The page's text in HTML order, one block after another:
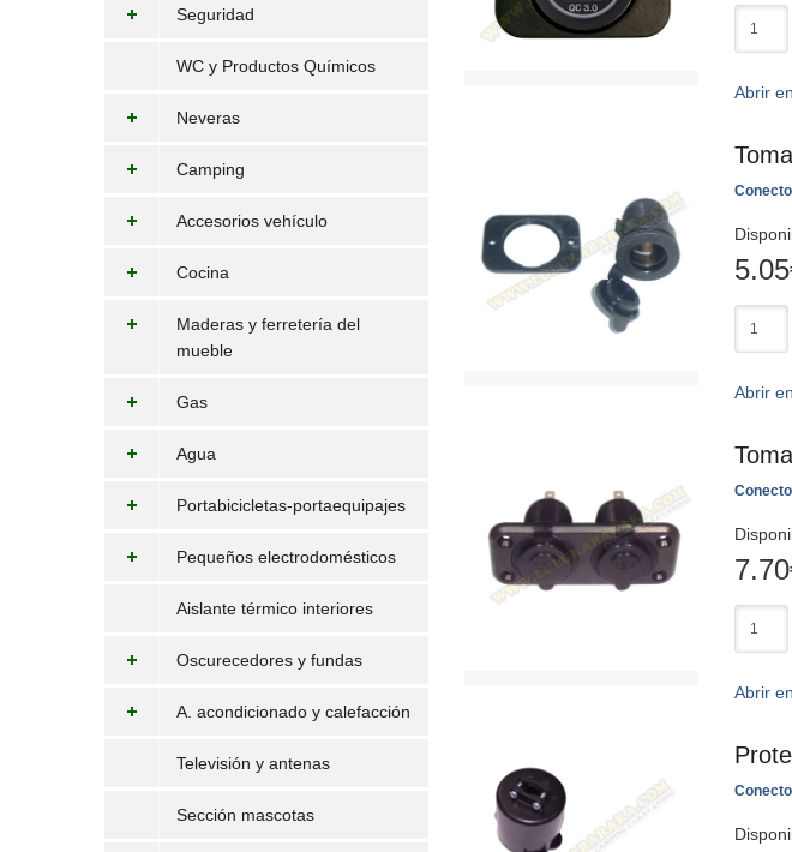
Seguridad
WC y Productos Químicos
Neveras
Camping
Accesorios vehículo
Cocina
Maderas y ferretería del
mueble
Gas
Agua
Portabicicletas-portaequipajes
Pequeños electrodomésticos
Aislante térmico interiores
Oscurecedores y fundas
A. acondicionado y calefacción
Televisión y antenas
Sección mascotas
Abrir
5.05
Abrir
7.70
Abrir